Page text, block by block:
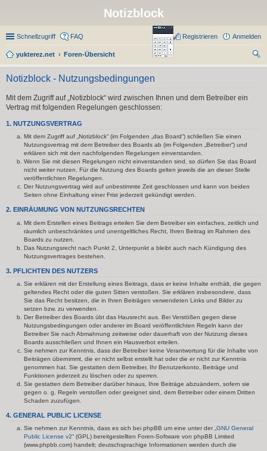
Notizblock
Schnellzugriff FAQ Anmelden
Registrieren
yukterez.net
Foren-Übersicht
uc
Notizblock - Nutzungsbedingungen
Mit dem Zugriff auf „Notizblock“ wird zwischen Ihnen und dem Betreiber ein
Vertrag mit folgenden Regelungen geschlossen:
1. NUTZUNGSVERTRAG
Mit dem Zugriff auf „Notizblock“ (im Folgenden „das Board“) schließen Sie einen
Nutzungsvertrag mit dem Betreiber des Boards ab (im Folgenden „Betreiber“) und
erklären sich mit den nachfolgenden Regelungen einverstanden.
Wenn Sie mit diesen Regelungen nicht einverstanden sind, so dürfen Sie das Board
nicht weiter nutzen. Für die Nutzung des Boards gelten jeweils die an dieser Stelle
veröffentlichten Regelungen.
Der Nutzungsvertrag wird auf unbestimmte Zeit geschlossen und kann von beiden
Seiten ohne Einhaltung einer Frist jederzeit gekündigt werden.
2. EINRÄUMUNG VON NUTZUNGSRECHTEN
Mit dem Erstellen eines Beitrags erteilen Sie dem Betreiber ein einfaches, zeitlich und
räumlich unbeschränktes und unentgeltliches Recht, Ihren Beitrag im Rahmen des
Boards zu nutzen.
Das Nutzungsrecht nach Punkt 2, Unterpunkt a bleibt auch nach Kündigung des
Nutzungsvertrages bestehen.
3. PFLICHTEN DES NUTZERS
Sie erklären mit der Erstellung eines Beitrags, dass er keine Inhalte enthält, die gegen
geltendes Recht oder die guten Sitten verstoßen. Sie erklären insbesondere, dass
Sie das Recht besitzen, die in Ihren Beiträgen verwendeten Links und Bilder zu
setzen bzw. zu verwenden.
Der Betreiber des Boards übt das Hausrecht aus. Bei Verstößen gegen diese
Nutzungsbedingungen oder anderer im Board veröffentlichten Regeln kann der
Betreiber Sie nach Abmahnung zeitweise oder dauerhaft von der Nutzung dieses
Boards ausschließen und Ihnen ein Hausverbot erteilen.
Sie nehmen zur Kenntnis, dass der Betreiber keine Verantwortung für die Inhalte von
Beiträgen übernimmt, die er nicht selbst erstellt hat oder die er nicht zur Kenntnis
genommen hat. Sie gestatten dem Betreiber, Ihr Benutzerkonto, Beiträge und
Funktionen jederzeit zu löschen oder zu sperren.
Sie gestatten dem Betreiber darüber hinaus, Ihre Beiträge abzuändern, sofern sie
gegen o. g. Regeln verstoßen oder geeignet sind, dem Betreiber oder einem Dritten
Schaden zuzufügen.
4. GENERAL PUBLIC LICENSE
Sie nehmen zur Kenntnis, dass es sich bei phpBB um eine unter der „ GNU General
Public License v2“ (GPL) bereitgestellten Foren-Software von phpBB Limited
(www.phpbb.com) handelt; deutschsprachige Informationen werden durch die